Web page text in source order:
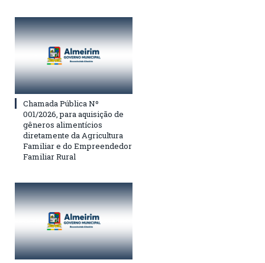
Chamada Pública Nº
001/2026, para aquisição de
gêneros alimentícios
diretamente da Agricultura
Familiar e do Empreendedor
Familiar Rural